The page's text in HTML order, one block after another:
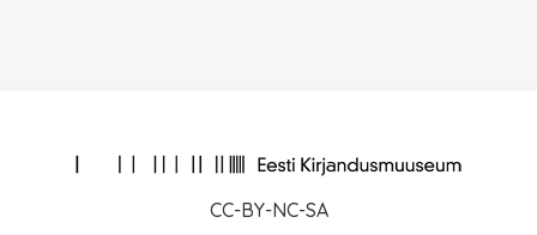
CC-BY-NC-SA